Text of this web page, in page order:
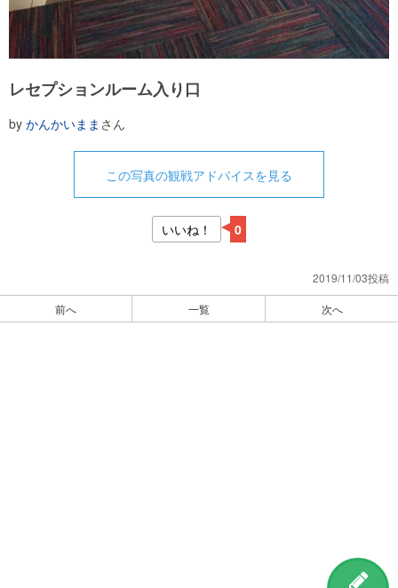
レセプションルーム入り口
by かんかいまま さん
この写真の観戦アドバイスを見る
いいね！ 0
2019/11/03投稿
前へ 一覧 次へ